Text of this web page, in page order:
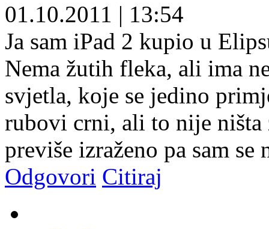
01.10.2011 | 13:54
Ja sam iPad 2 kupio u
Nema žutih fleka, ali ima
svjetla, koje se jedino
rubovi crni, ali to nije ništa
previše izraženo pa sam
Odgovori Citiraj